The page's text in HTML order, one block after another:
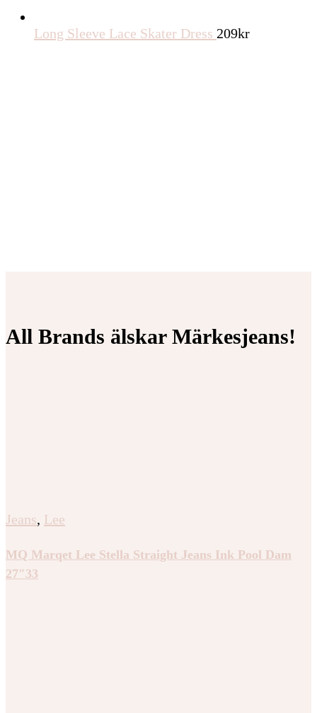
Long Sleeve Lace Skater Dress 209kr
All Brands älskar Märkesjeans!
Jeans, Lee
MQ Marqet Lee Stella Straight Jeans Ink Pool Dam
27″33